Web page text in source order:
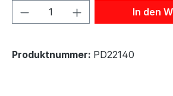
Produkt Anzahl: GibIn den
Produktnummer: PD22140